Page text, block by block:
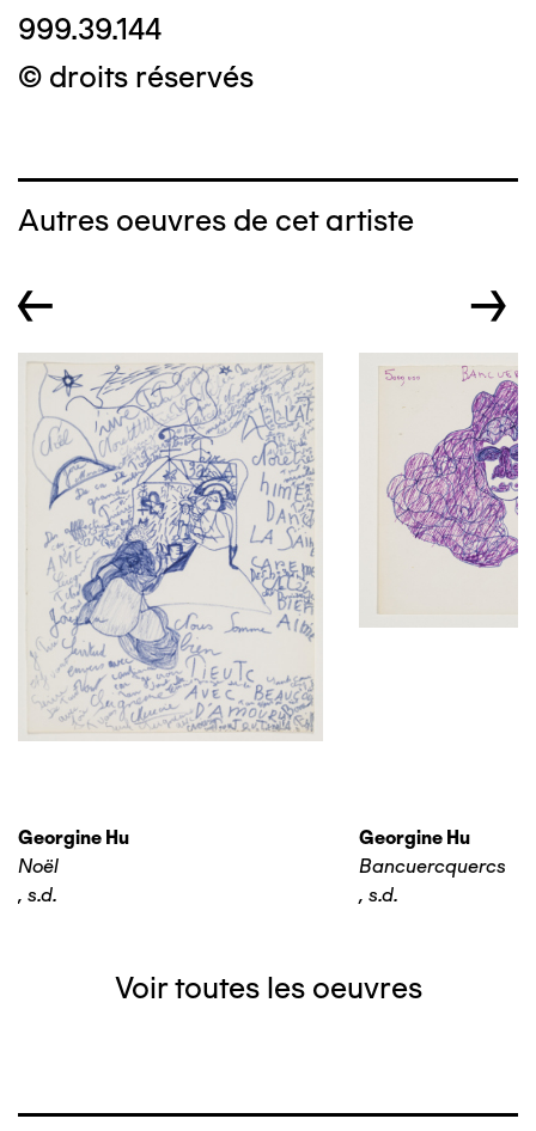
999.39.144
© droits réservés
Autres oeuvres de cet artiste
← →
Georgine Hu
Noël
, s.d.
Georgine Hu
Bancuercquercs
, s.d.
Voir toutes les oeuvres